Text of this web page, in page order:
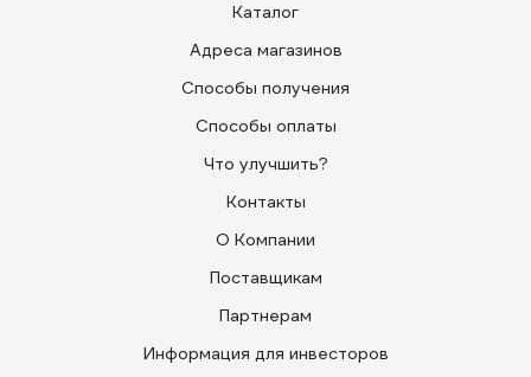
Каталог
Адреса магазинов
Способы получения
Способы оплаты
Что улучшить?
Контакты
О Компании
Поставщикам
Партнерам
Информация для инвесторов